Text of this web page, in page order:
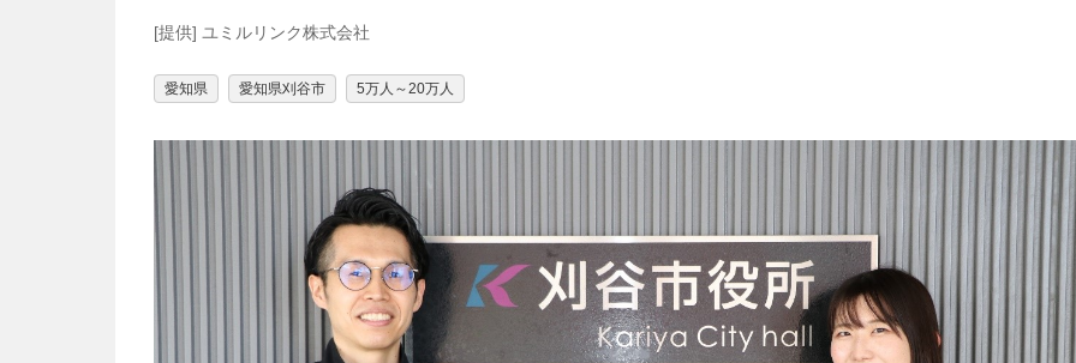
[提供] ユミルリンク株式会社
愛知県 愛知県刈谷市 5万人～20万人